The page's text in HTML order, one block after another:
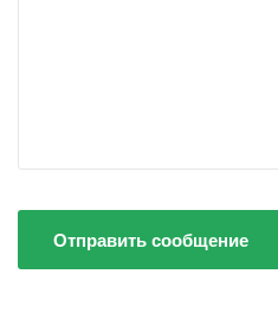
Отправить сообщение